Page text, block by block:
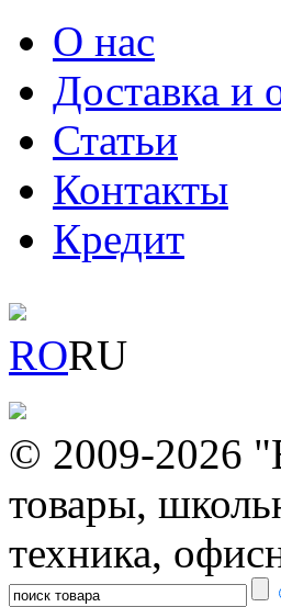
О нас
Доставка и
Статьи
Контакты
Кредит
RORU
© 2009-2026
товары,
техника,